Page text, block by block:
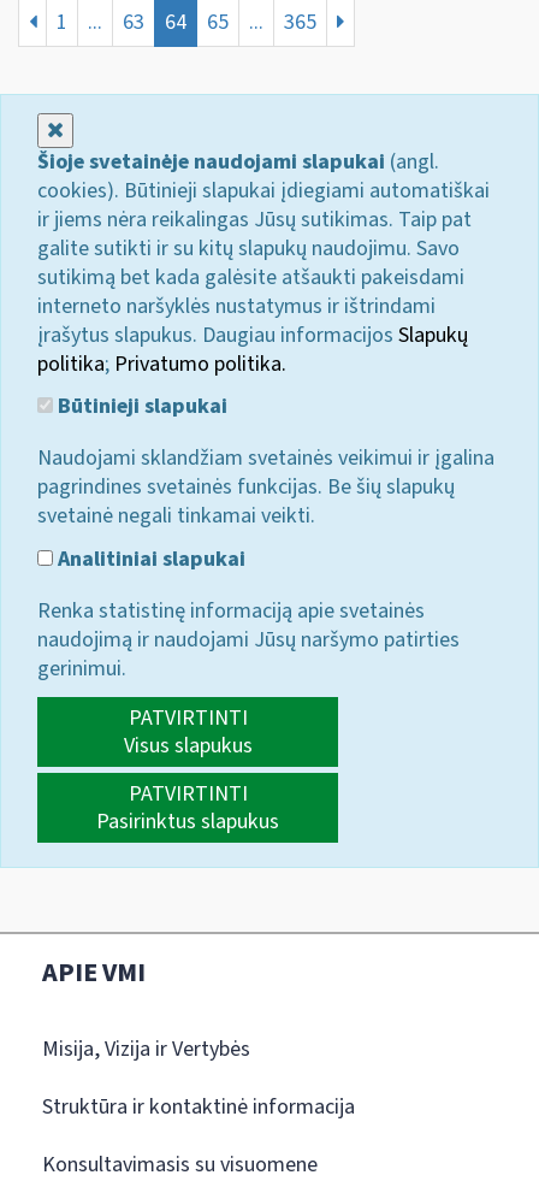
1 ... 63 64 65 ... 365
Šioje svetainėje naudojami slapukai (angl.
cookies). Būtinieji slapukai įdiegiami automatiškai
ir jiems nėra reikalingas Jūsų sutikimas. Taip pat
galite sutikti ir su kitų slapukų naudojimu. Savo
sutikimą bet kada galėsite atšaukti pakeisdami
interneto naršyklės nustatymus ir ištrindami
įrašytus slapukus. Daugiau informacijos Slapukų
politika; Privatumo politika.
Būtinieji slapukai
Naudojami sklandžiam svetainės veikimui ir įgalina
pagrindines svetainės funkcijas. Be šių slapukų
svetainė negali tinkamai veikti.
Analitiniai slapukai
Renka statistinę informaciją apie svetainės
naudojimą ir naudojami Jūsų naršymo patirties
gerinimui.
PATVIRTINTI
Visus slapukus
PATVIRTINTI
Pasirinktus slapukus
APIE VMI
Misija, Vizija ir Vertybės
Struktūra ir kontaktinė informacija
Konsultavimasis su visuomene